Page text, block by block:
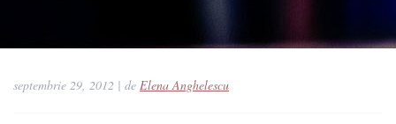
septembrie 29, 2012 | de Elena Anghelescu